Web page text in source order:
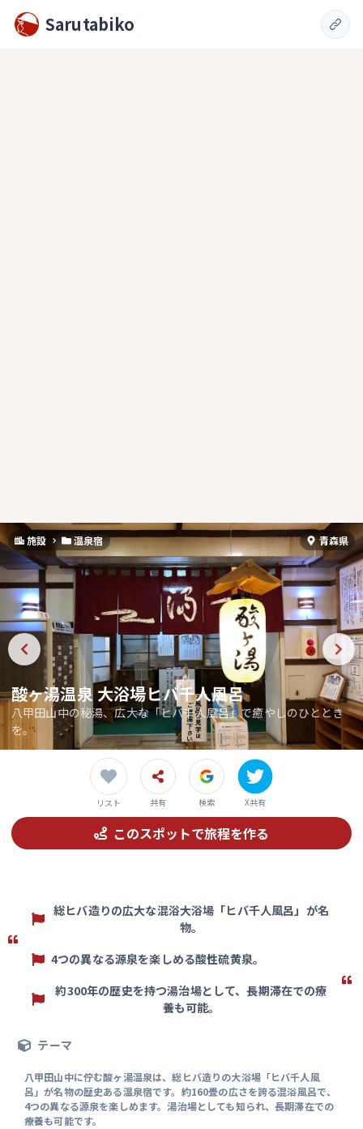
Sarutabiko
施設 温泉宿 青森県
酸ヶ湯温泉 大浴場ヒバ千人風呂
八甲田山中の秘湯、広大な「ヒバ千人風呂」で癒やしのひととき
を。
リスト 共有 検索 X共有
このスポットで旅程を作る
総ヒバ造りの広大な混浴大浴場「ヒバ千人風呂」が名
物。
4つの異なる源泉を楽しめる酸性硫黄泉。
約300年の歴史を持つ湯治場として、長期滞在での療
養も可能。
テーマ
八甲田山中に佇む酸ヶ湯温泉は、総ヒバ造りの大浴場「ヒバ千人風
呂」が名物の歴史ある温泉宿です。約160畳の広さを誇る混浴風呂で、
4つの異なる源泉を楽しめます。湯治場としても知られ、長期滞在での
療養も可能です。